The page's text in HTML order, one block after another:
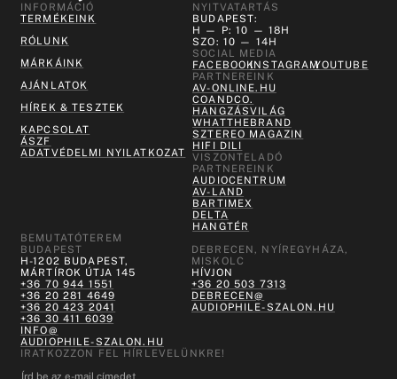
INFORMÁCIÓ
TERMÉKEINK
RÓLUNK
MÁRKÁINK
AJÁNLATOK
HÍREK & TESZTEK
KAPCSOLAT
ÁSZF
ADATVÉDELMI NYILATKOZAT
NYITVATARTÁS
BUDAPEST:
H — P: 10 — 18H
SZO: 10 — 14H
SOCIAL MEDIA
FACEBOOKINSTAGRAMYOUTUBE
PARTNEREINK
AV-ONLINE.HU
COANDCO.
HANGZÁSVILÁG
WHATTHEBRAND
SZTEREO MAGAZIN
HIFI DILI
VISZONTELADÓ
PARTNEREINK
AUDIOCENTRUM
AV-LAND
BARTIMEX
DELTA
HANGTÉR
BEMUTATÓTEREM
BUDAPEST
H-1202 BUDAPEST,
MÁRTÍROK ÚTJA 145
+36 70 944 1551
+36 20 281 4649
+36 20 423 2041
+36 30 411 6039
INFO@
AUDIOPHILE-SZALON.HU
DEBRECEN, NYÍREGYHÁZA,
MISKOLC
HÍVJON
+36 20 503 7313
DEBRECEN@
AUDIOPHILE-SZALON.HU
IRATKOZZON FEL HÍRLEVELÜNKRE!